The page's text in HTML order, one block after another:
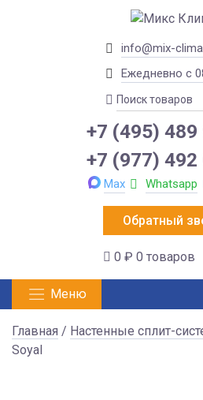
info@mix-
Ежедневно с
+7 (495) 489
+7 (977) 492
Max Whatsapp
Обратный
0 ₽ 0 товаров
Меню
Главная / Настенные сплит-
Soyal